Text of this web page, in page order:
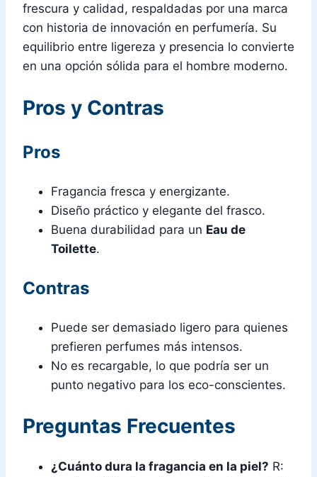
frescura y calidad, respaldadas por una marca
con historia de innovación en perfumería. Su
equilibrio entre ligereza y presencia lo convierte
en una opción sólida para el hombre moderno.
Pros y Contras
Pros
Fragancia fresca y energizante.
Diseño práctico y elegante del frasco.
Buena durabilidad para un Eau de
Toilette.
Contras
Puede ser demasiado ligero para quienes
prefieren perfumes más intensos.
No es recargable, lo que podría ser un
punto negativo para los eco-conscientes.
Preguntas Frecuentes
¿Cuánto dura la fragancia en la piel? R: